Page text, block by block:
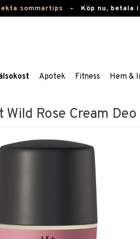
sommartips - Köp nu, betala
Apotek Fitness Hem &
Rose Cream Deo